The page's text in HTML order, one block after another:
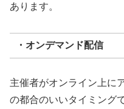
あります。
・オンデマンド配信
主催者がオンライン上に
の都合のいいタイミング